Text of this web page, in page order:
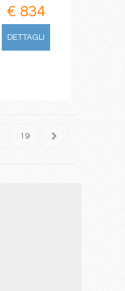
€ 834
DETTAGLI
19 20